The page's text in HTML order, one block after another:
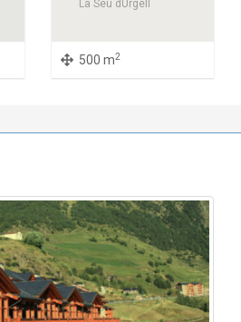
La Seu dUrgell
500 m2